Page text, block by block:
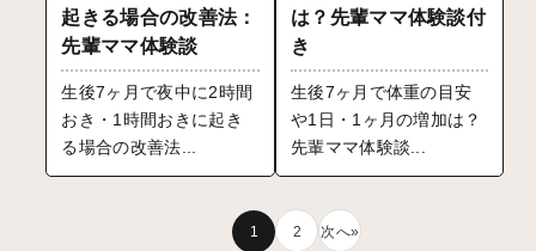
起きる場合の改善法：
先輩ママ体験談
生後7ヶ月で夜中に2時間
おき・1時間おきに起き
る場合の改善法...
は？先輩ママ体験談付
き
生後7ヶ月で体重の目安
や1日・1ヶ月の増加は？
先輩ママ体験談...
1 2 次へ»